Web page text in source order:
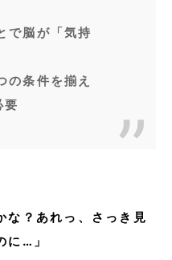
で脳が「気持
の条件を揃え
要
な？あれっ、さっき見
に…」